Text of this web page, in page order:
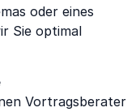
oder eines
Sie optimal
Vortragsberater